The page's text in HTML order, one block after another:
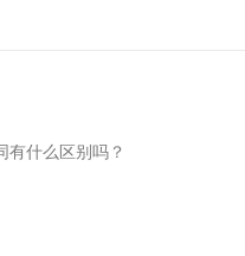
有什么区别吗？